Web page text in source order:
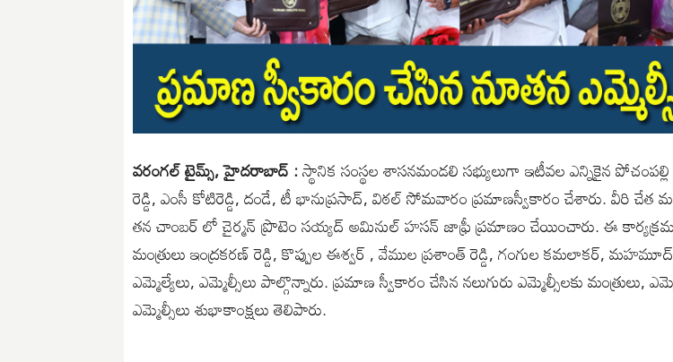
వరంగల్ టైమ్స్, హైదరాబాద్ :స్థానిక సంస్థల శాసనమండలి సభ్యులుగా ఇటీవల ఎన్నికైన
రెడ్డి, ఎంసీ కోటిరెడ్డి, దండే, టీ భానుప్రసాద్, విఠల్ సోమవారం ప్రమాణస్వీకారం చేశారు. వీరి చేత
తన చాంబర్ లో చైర్మన్ ప్రొటెం సయ్యద్ అమినుల్ హసన్ జాఫ్రీ ప్రమాణం చేయించారు. ఈ
మంత్రులు ఇంద్రకరణ్ రెడ్డి, కొప్పుల ఈశ్వర్ , వేముల ప్రశాంత్ రెడ్డి, గంగుల కమలాకర్,
ఎమ్మెల్యేలు, ఎమ్మెల్సీలు పాల్గొన్నారు. ప్రమాణ స్వీకారం చేసిన నలుగురు ఎమ్మెల్సీలకు మంత్రులు,
ఎమ్మెల్సీలు శుభాకాంక్షలు తెలిపారు.